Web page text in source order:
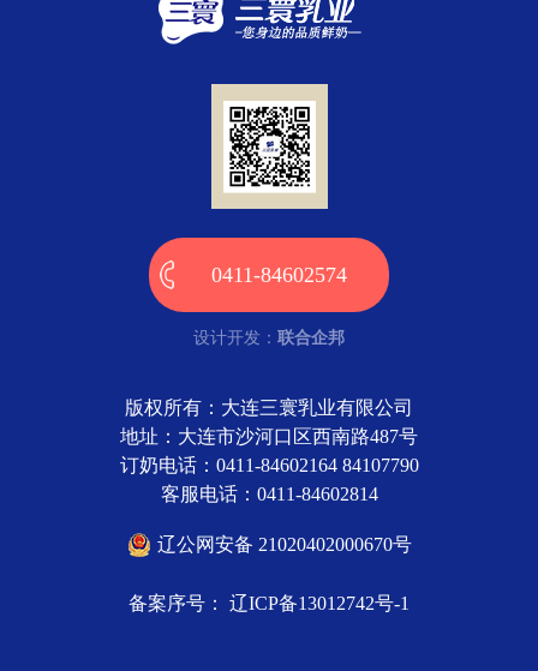
0411-84602574
设计开发： 联合企邦
版权所有：大连三寰乳业有限公司
地址：大连市沙河口区西南路487号
订奶电话：0411-84602164 84107790
客服电话：0411-84602814
辽公网安备 21020402000670号
备案序号： 辽ICP备13012742号-1